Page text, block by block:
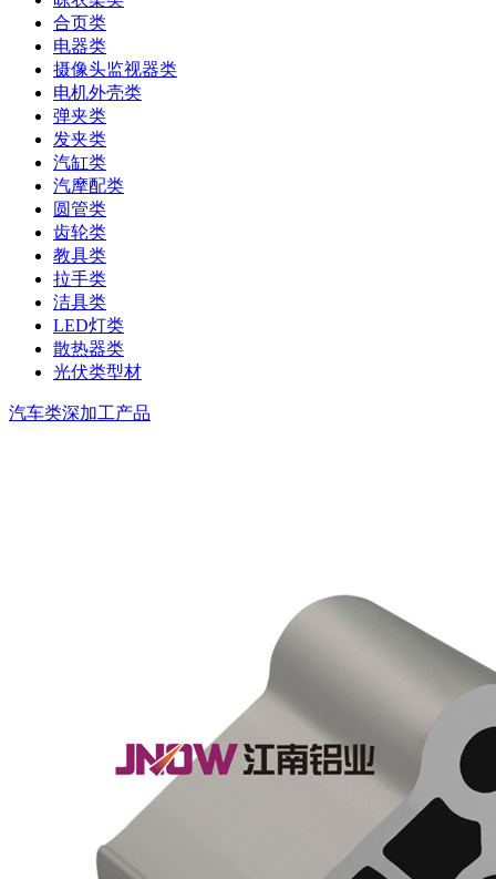
合页类
电器类
摄像头监视器类
电机外壳类
弹夹类
发夹类
汽缸类
汽摩配类
圆管类
齿轮类
教具类
拉手类
洁具类
LED灯类
散热器类
光伏类型材
汽车类深加工产品